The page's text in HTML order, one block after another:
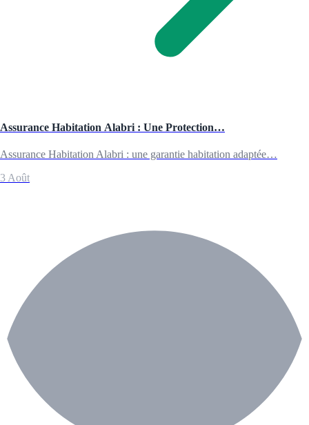
Assurance Habitation Alabri : Une Protection…
Assurance Habitation Alabri : une garantie habitation adaptée…
3 Août